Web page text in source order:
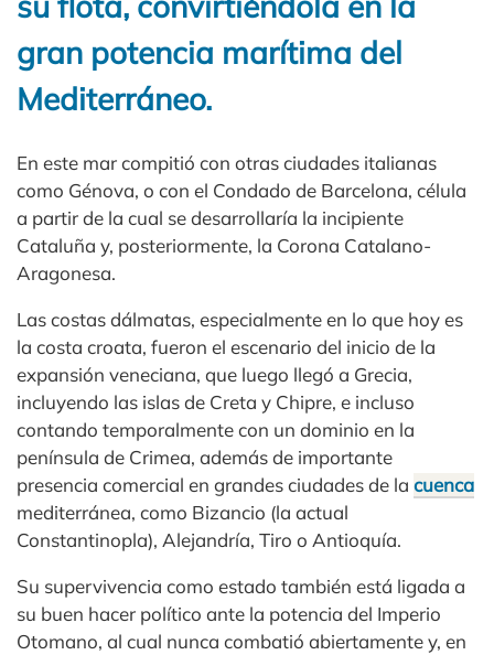
gran potencia marítima del
Mediterráneo.
En este mar compitió con otras ciudades italianas
como Génova, o con el Condado de Barcelona, célula
a partir de la cual se desarrollaría la incipiente
Cataluña y, posteriormente, la Corona Catalano-
Aragonesa.
Las costas dálmatas, especialmente en lo que hoy es
la costa croata, fueron el escenario del inicio de la
expansión veneciana, que luego llegó a Grecia,
incluyendo las islas de Creta y Chipre, e incluso
contando temporalmente con un dominio en la
península de Crimea, además de importante
presencia comercial en grandes ciudades de la cuenca
mediterránea, como Bizancio (la actual
Constantinopla), Alejandría, Tiro o Antioquía.
Su supervivencia como estado también está ligada a
su buen hacer político ante la potencia del Imperio
Otomano, al cual nunca combatió abiertamente y, en